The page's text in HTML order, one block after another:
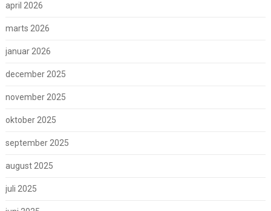
april 2026
marts 2026
januar 2026
december 2025
november 2025
oktober 2025
september 2025
august 2025
juli 2025